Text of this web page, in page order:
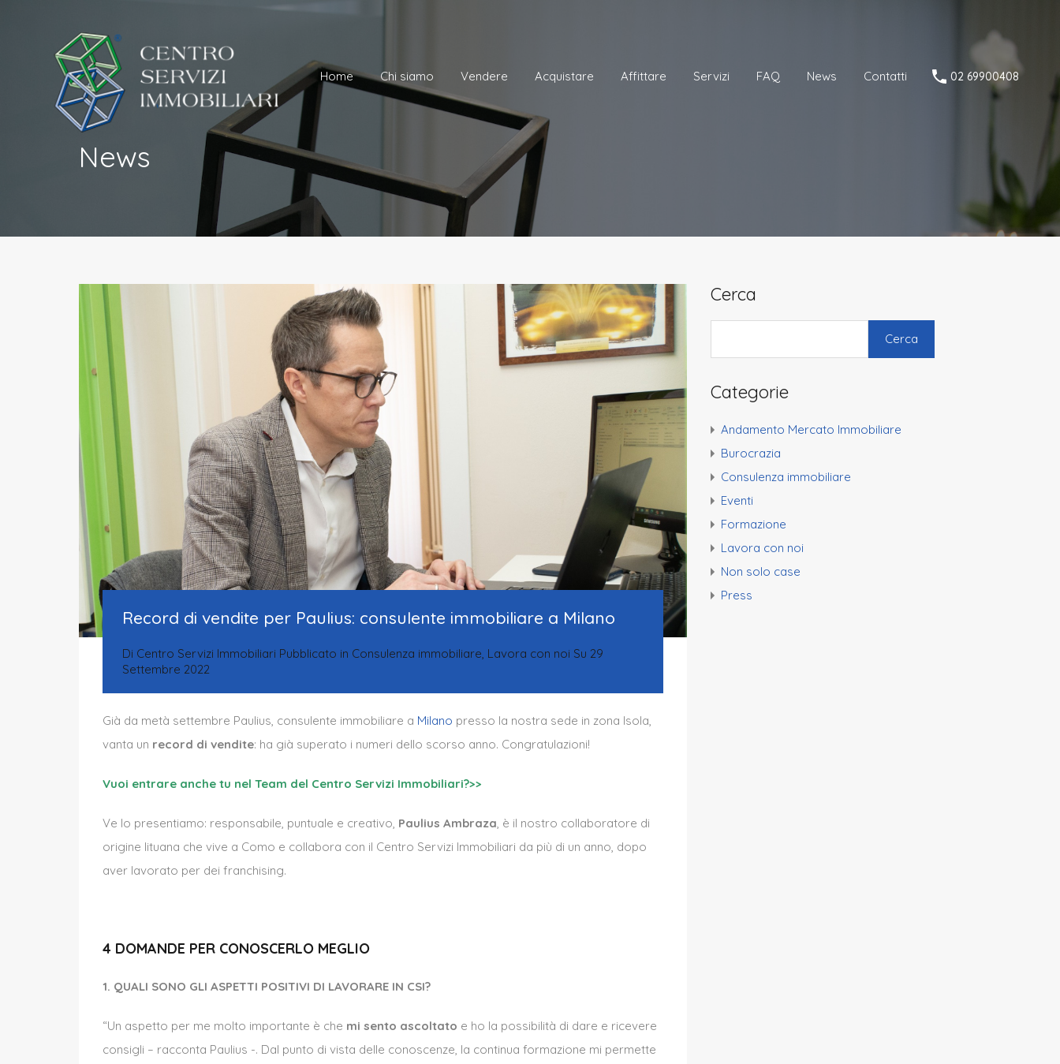
02 69900408
Home Chi siamo Vendere Acquistare Affittare Servizi FAQ News Contatti 02 69900408
News
Record di vendite per Paulius: consulente immobiliare a Milano
Di Centro Servizi Immobiliari Pubblicato in Consulenza immobiliare Lavora con noi Su 29
Settembre 2022
Già da metà settembre Paulius, consulente immobiliare a Milano presso la nostra sede in zona Isola,
vanta un record di vendite: ha già superato i numeri dello scorso anno. Congratulazioni!
Vuoi entrare anche tu nel Team del Centro Servizi Immobiliari?>>
Ve lo presentiamo: responsabile, puntuale e creativo, Paulius Ambraza , è il nostro collaboratore di
origine lituana che vive a Como e collabora con il Centro Servizi Immobiliari da più di un anno, dopo
aver lavorato per dei franchising.
4 DOMANDE PER CONOSCERLO MEGLIO
1. QUALI SONO GLI ASPETTI POSITIVI DI LAVORARE IN CSI?
“Un aspetto per me molto importante è che mi sento ascoltato e ho la possibilità di dare e ricevere
consigli – racconta Paulius -. Dal punto di vista delle conoscenze, la continua formazione mi permette
Cerca
Cerca
Categorie
Andamento Mercato Immobiliare
Burocrazia
Consulenza immobiliare
Eventi
Formazione
Lavora con noi
Non solo case
Press